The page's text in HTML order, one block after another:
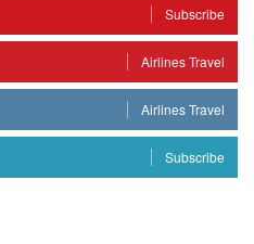
Subscribe
Airlines Travel
Airlines Travel
Subscribe